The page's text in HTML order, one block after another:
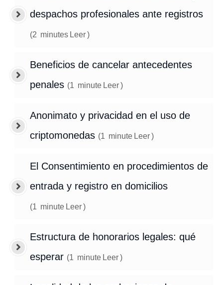
despachos profesionales ante registros
(2 minutes Leer)
Beneficios de cancelar antecedentes
penales (1 minute Leer)
Anonimato y privacidad en el uso de
criptomonedas (1 minute Leer)
El Consentimiento en procedimientos de
entrada y registro en domicilios
(1 minute Leer)
Estructura de honorarios legales: qué
esperar (1 minute Leer)